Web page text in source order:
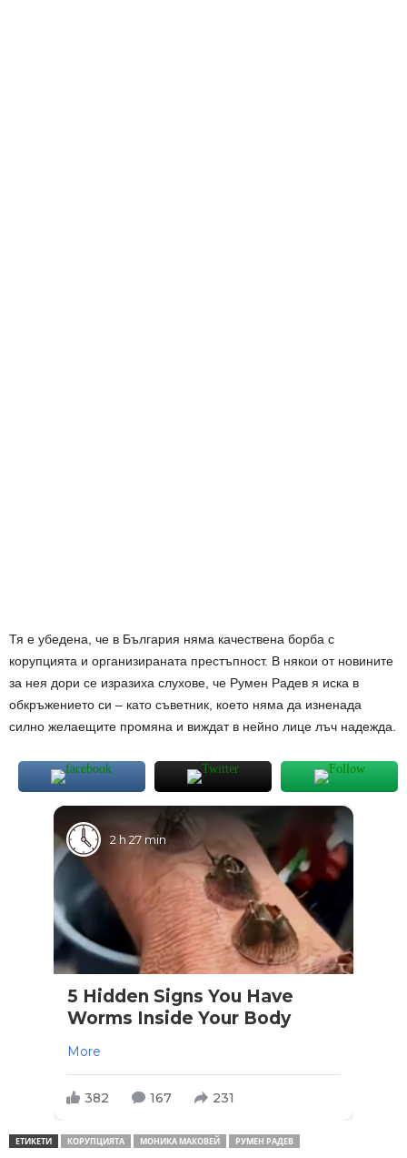
Тя е убедена, че в България няма качествена борба с
корупцията и организираната престъпност. В някои от новините
за нея дори се изразиха слухове, че Румен Радев я иска в
обкръжението си – като съветник, което няма да изненада
силно желаещите промяна и виждат в нейно лице лъч надежда.
2 h 27 min
5 Hidden Signs You Have
Worms Inside Your Body
More
382 167 231
ЕТИКЕТИ КОРУПЦИЯТА МОНИКА МАКОВЕЙ РУМЕН РАДЕВ